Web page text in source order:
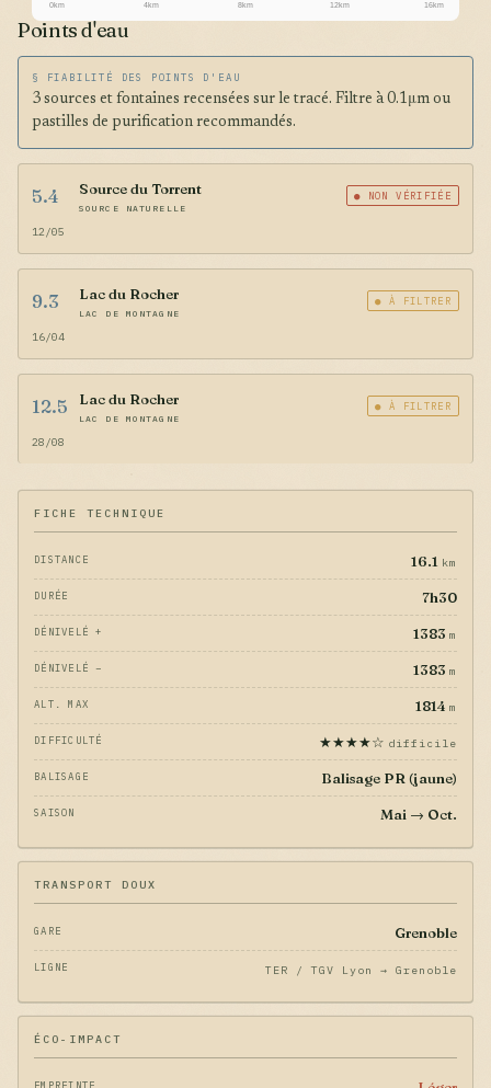
0km 4km 8km 12km 16km
Points d'eau
§ FIABILITÉ DES POINTS D'EAU
3 sources et fontaines recensées sur le tracé. Filtre à 0.1μm ou
pastilles de purification recommandés.
5.4 Source du Torrent
SOURCE NATURELLE
● NON VÉRIFIÉE
12/05
9.3 Lac du Rocher
LAC DE MONTAGNE
● À FILTRER
16/04
12.5 Lac du Rocher
LAC DE MONTAGNE
● À FILTRER
28/08
FICHE TECHNIQUE
DISTANCE 16.1 km
DURÉE 7h30
DÉNIVELÉ + 1383 m
DÉNIVELÉ − 1383 m
ALT. MAX 1814 m
DIFFICULTÉ ★★★★☆ difficile
BALISAGE Balisage PR (jaune)
SAISON Mai → Oct.
TRANSPORT DOUX
GARE Grenoble
LIGNE TER / TGV Lyon → Grenoble
ÉCO-IMPACT